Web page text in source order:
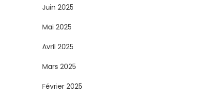
l
i
c
a
Juin 2025
Mai 2025
Avril 2025
Mars 2025
Février 2025